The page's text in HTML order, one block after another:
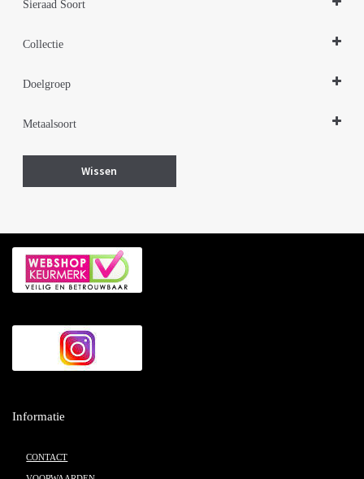
Sieraad Soort
Collectie
Doelgroep
Herensieraden
Metaalsoort
Wissen
Informatie
CONTACT